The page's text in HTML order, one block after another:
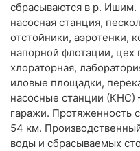
сбрасываются в р. Ишим.
насосная станция,
отстойники, аэротенки,
напорной флотации, цех
хлораторная,
иловые площадки,
насосные станции (КНС)
гаражи. Протяженность
54 км.
воды и сбрасываемых